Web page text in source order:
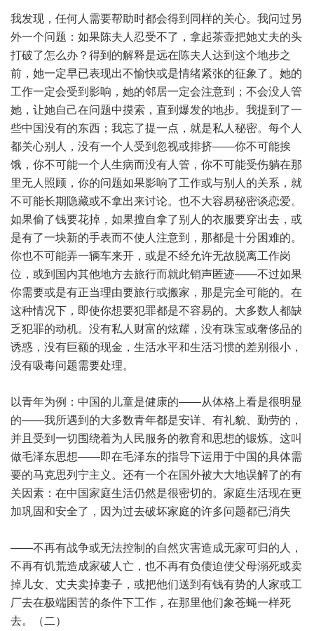
我发现，任何人需要帮助时都会得到同样的关心。我问过另
外一个问题：如果陈夫人忍受不了，拿起茶壶把她丈夫的头
打破了怎么办？得到的解释是远在陈夫人达到这个地步之
前，她一定早已表现出不愉快或是情绪紧张的征象了。她的
工作一定会受到影响，她的邻居一定会注意到；不会没人管
她，让她自己在问题中摸索，直到爆发的地步。我提到了一
些中国没有的东西；我忘了提一点，就是私人秘密。每个人
都关心别人，没有一个人受到忽视或排挤——你不可能挨
饿，你不可能一个人生病而没有人管，你不可能受伤躺在那
里无人照顾，你的问题如果影响了工作或与别人的关系，就
不可能长期隐藏或不拿出来讨论。也不大容易秘密谈恋爱。
如果偷了钱要花掉，如果擅自拿了别人的衣服要穿出去，或
是有了一块新的手表而不使人注意到，那都是十分困难的。
你也不可能弄一辆车来开，或是不经允许无故脱离工作岗
位，或到国内其他地方去旅行而就此销声匿迹——不过如果
你需要或是有正当理由要旅行或搬家，那是完全可能的。在
这种情况下，即使你想要犯罪都是不容易的。大多数人都缺
乏犯罪的动机。没有私人财富的炫耀，没有珠宝或奢侈品的
诱惑，没有巨额的现金，生活水平和生活习惯的差别很小，
没有吸毒问题需要处理。
以青年为例：中国的儿童是健康的——从体格上看是很明显
的——我所遇到的大多数青年都是安详、有礼貌、勤劳的，
并且受到一切围绕着为人民服务的教育和思想的锻炼。这叫
做毛泽东思想——即在毛泽东的指导下运用于中国的具体需
要的马克思列宁主义。还有一个在国外被大大地误解了的有
关因素：在中国家庭生活仍然是很密切的。家庭生活现在更
加巩固和安全了，因为过去破坏家庭的许多问题都已消失
——不再有战争或无法控制的自然灾害造成无家可归的人，
不再有饥荒造成家破人亡，也不再有负债迫使父母溺死或卖
掉儿女、丈夫卖掉妻子，或把他们送到有钱有势的人家或工
厂去在极端困苦的条件下工作，在那里他们象苍蝇一样死
去。（二）